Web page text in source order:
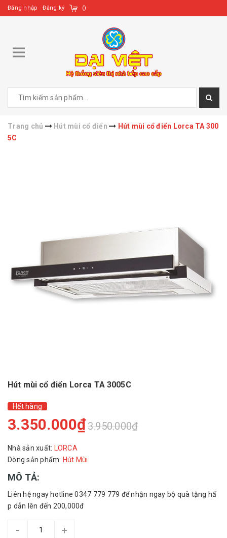
Đăng nhập Đăng ký ()
Trang chủ Hút mùi cổ điển
Hút mùi cổ điển Lorca TA 300
5C
Hút mùi cổ điển Lorca TA 3005C
Hết hàng
3.350.000₫3.950.000₫
Nhà sản xuất: LORCA
Dòng sản phẩm: Hút Mùi
MÔ TẢ:
Liên hệ ngay hotline 0347 779 779 để nhận ngay bộ quà tặng hấ
p dẫn lên đến 200,000đ
- +